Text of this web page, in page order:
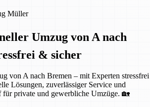
Müller
Umzug von A nach
& sicher
von A nach Bremen – mit Experten stressfrei
Lösungen, zuverlässiger Service und
für private und gewerbliche Umzüge. 🏡